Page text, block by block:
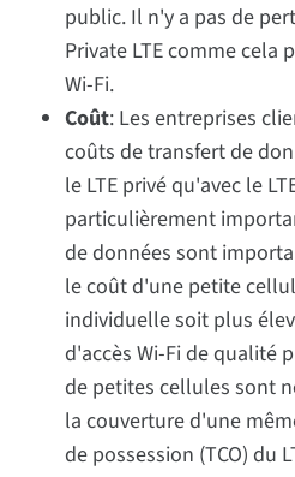
public. Il n'y a pas de
Private LTE comme cela
Wi-Fi.
Coût: Les entreprises
coûts de transfert de
le LTE privé qu'avec le
particulièrement
de données sont
le coût d'une petite
individuelle soit plus
d'accès Wi-Fi de qualité
de petites cellules sont
la couverture d'une
de possession (TCO) du